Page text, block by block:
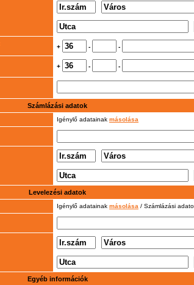
+ - -
+ - -
Számlázási adatok
Igénylő adatainak másolása
Levelezési adatok
Igénylő adatainak másolása / Számlázási
Egyéb információk